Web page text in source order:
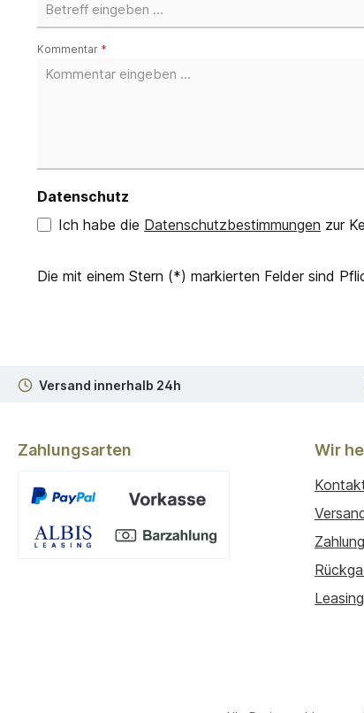
Kommentar *
Datenschutz
Ich habe die Datenschutzbestimmungen zur
Die mit einem Stern (*) markierten Felder sind
Versand innerhalb 24h
Zahlungsarten Wir
Leasing